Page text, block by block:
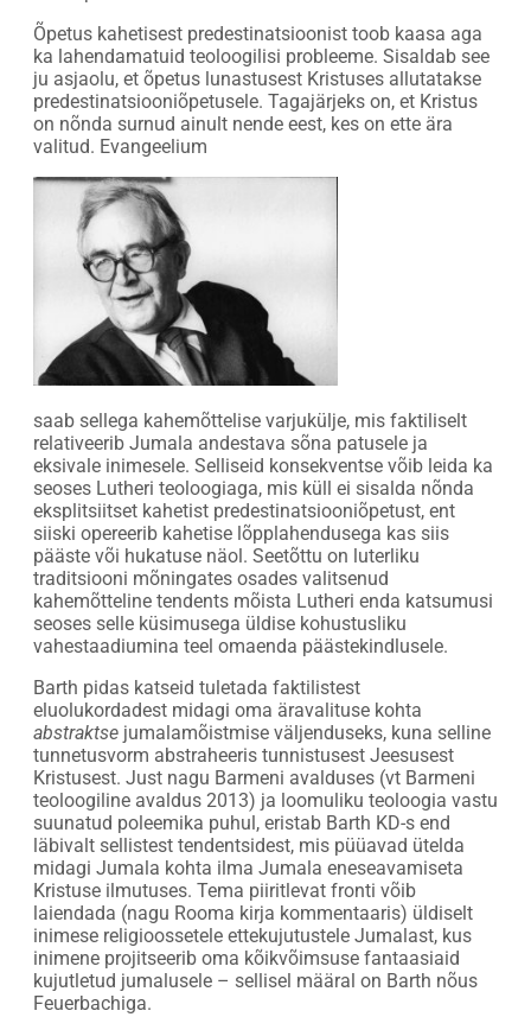
Õpetus kahetisest predestinatsioonist toob kaasa aga
ka lahendamatuid teoloogilisi probleeme. Sisaldab see
ju asjaolu, et õpetus lunastusest Kristuses allutatakse
predestinatsiooniõpetusele. Tagajärjeks on, et Kristus
on nõnda surnud ainult nende eest, kes on ette ära
valitud. Evangeelium
saab sellega kahemõttelise varjukülje, mis faktiliselt
relativeerib Jumala andestava sõna patusele ja
eksivale inimesele. Selliseid konsekventse võib leida ka
seoses Lutheri teoloogiaga, mis küll ei sisalda nõnda
eksplitsiitset kahetist predestinatsiooniõpetust, ent
siiski opereerib kahetise lõpplahendusega kas siis
pääste või hukatuse näol. Seetõttu on luterliku
traditsiooni mõningates osades valitsenud
kahemõtteline tendents mõista Lutheri enda katsumusi
seoses selle küsimusega üldise kohustusliku
vahestaadiumina teel omaenda päästekindlusele.
Barth pidas katseid tuletada faktilistest
eluolukordadest midagi oma äravalituse kohta
abstraktse jumalamõistmise väljenduseks, kuna selline
tunnetusvorm abstraheeris tunnistusest Jeesusest
Kristusest. Just nagu Barmeni avalduses (vt Barmeni
teoloogiline avaldus 2013) ja loomuliku teoloogia vastu
suunatud poleemika puhul, eristab Barth KD-s end
läbivalt sellistest tendentsidest, mis püüavad ütelda
midagi Jumala kohta ilma Jumala eneseavamiseta
Kristuse ilmutuses. Tema piiritlevat fronti võib
laiendada (nagu Rooma kirja kommentaaris) üldiselt
inimese religioossetele ettekujutustele Jumalast, kus
inimene projitseerib oma kõikvõimsuse fantaasiaid
kujutletud jumalusele – sellisel määral on Barth nõus
Feuerbachiga.